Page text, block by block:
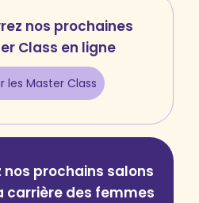
nos prochaines
Class en ligne
les Master Class
nos prochains salons
carrière des femmes